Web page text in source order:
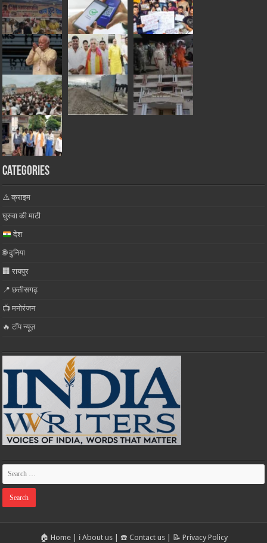
Categories
⚠️ क्राइम
घुरुवा की माटी
देश
🌐 दुनिया
🏢 रायपुर
📍 छत्तीसगढ़
📺 मनोरंजन
🔥 टॉप न्यूज़
🏠 Home| ℹ️ About us| ☎️ Contact us|
📝 Privacy Policy